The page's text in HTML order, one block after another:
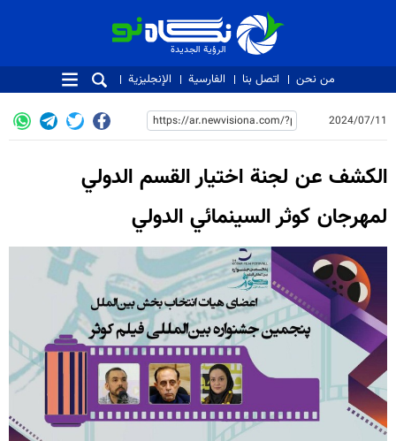
الرؤية الجديدة
الرؤية الجديدة
من نحن اتصل بنا الفارسية الإنجليزية
2024/07/11
الكشف عن لجنة اختيار القسم الدولي
لمهرجان كوثر السينمائي الدولي